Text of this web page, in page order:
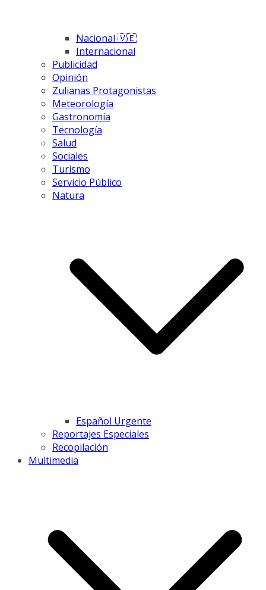
Nacional 🇻🇪
Internacional
Publicidad
Opinión
Zulianas Protagonistas
Meteorología
Gastronomía
Tecnología
Salud
Sociales
Turismo
Servicio Público
Natura
Español Urgente
Reportajes Especiales
Recopilación
Multimedia